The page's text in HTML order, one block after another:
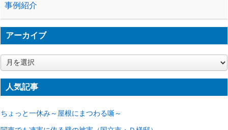
事例紹介
アーカイブ
ア
ー
カ
イ人気記事
ちょっと一休み～屋根にまつわる噺～